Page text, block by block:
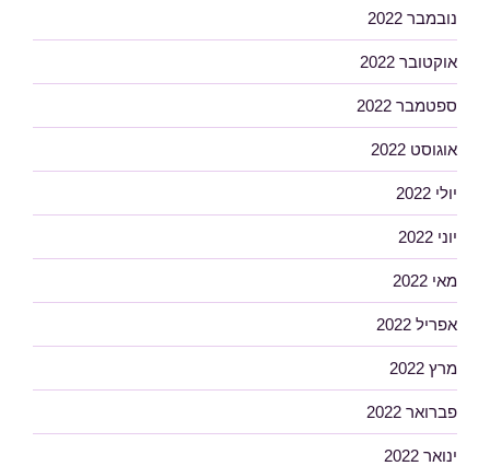
נובמבר 2022
אוקטובר 2022
ספטמבר 2022
אוגוסט 2022
יולי 2022
יוני 2022
מאי 2022
אפריל 2022
מרץ 2022
פברואר 2022
ינואר 2022